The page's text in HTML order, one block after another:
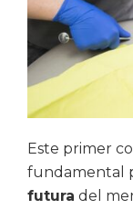
Este primer
fundamental
futura del